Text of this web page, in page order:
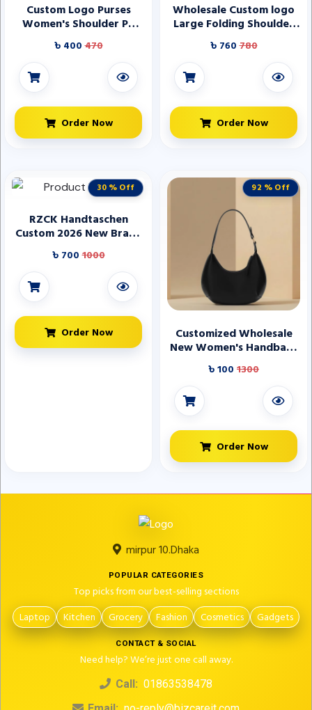
Custom Logo Purses
Women's Shoulder Pu
Bags Wallet Designer
Leather Tote Hand Bags
Luxury Handbags for
Women Daily
৳ 400470
Order Now
Wholesale Custom logo
Large Folding Shoulder
Cotton Canvas Shopping
Tote Bag for Travel
৳ 760780
Order Now
30 % Off
RZCK Handtaschen
Custom 2026 New Brand
Design Lady Handbags
Fashion Vintage High
Quality square PU
Leather Handbags for
৳ 7001000
Order Now
92 % Off
Customized Wholesale
New Women's Handbags
High-quality Durable Half
Moon Shaped Design
Fashionable PU Leather
Zipper Solid Color
৳ 100 1300
Order Now
mirpur 10.Dhaka
POPULAR CATEGORIES
Top picks from our best-selling sections
Laptop
Kitchen Grocery Fashion Cosmetics Gadgets
CONTACT & SOCIAL
Need help? We’re just one call away.
Call: 01863538478